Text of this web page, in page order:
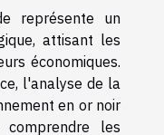
représente un
attisant les
économiques.
l'analyse de la
en or noir
les